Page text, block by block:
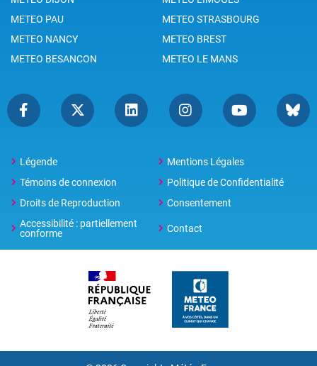
METEO PAU
METEO STRASBOURG
METEO NANCY
METEO BREST
METEO BESANCON
METEO LE MANS
Légende
Mentions Légales
Témoins de connexion
Politique de Confidentialité
Droits de Reproduction
Consentement
Accessibilité : partiellement
conforme
Contact